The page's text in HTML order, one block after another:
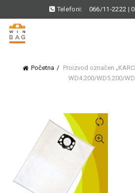
Telefoni: 066/11-2222 |
Početna
Proizvod označen
WD4.200/WD5.200/